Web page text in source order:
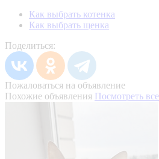
Как выбрать котенка
Как выбрать щенка
Поделиться:
Пожаловаться на объявление
Похожие объявления Посмотреть все